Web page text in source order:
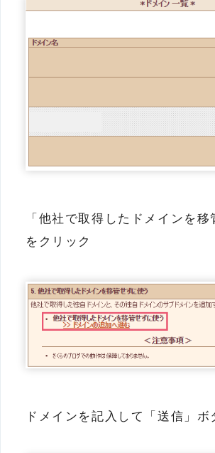
「他社で取得したドメインを移
をクリック
ドメインを記入して「送信」ボ